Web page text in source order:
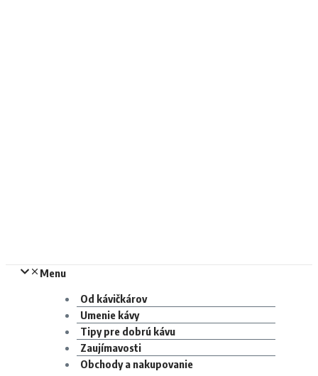
Menu
Od kávičkárov
Umenie kávy
Tipy pre dobrú kávu
Zaujímavosti
Obchody a nakupovanie